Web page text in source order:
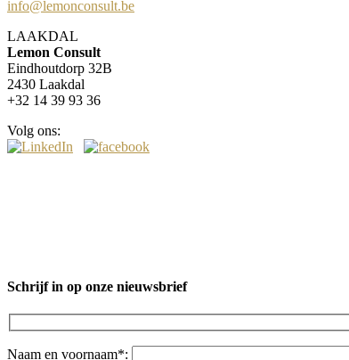
info@lemonconsult.be
LAAKDAL
Lemon Consult
Eindhoutdorp 32B
2430 Laakdal
+32 14 39 93 36
Volg ons:
Schrijf in op onze nieuwsbrief
Naam en voornaam*: